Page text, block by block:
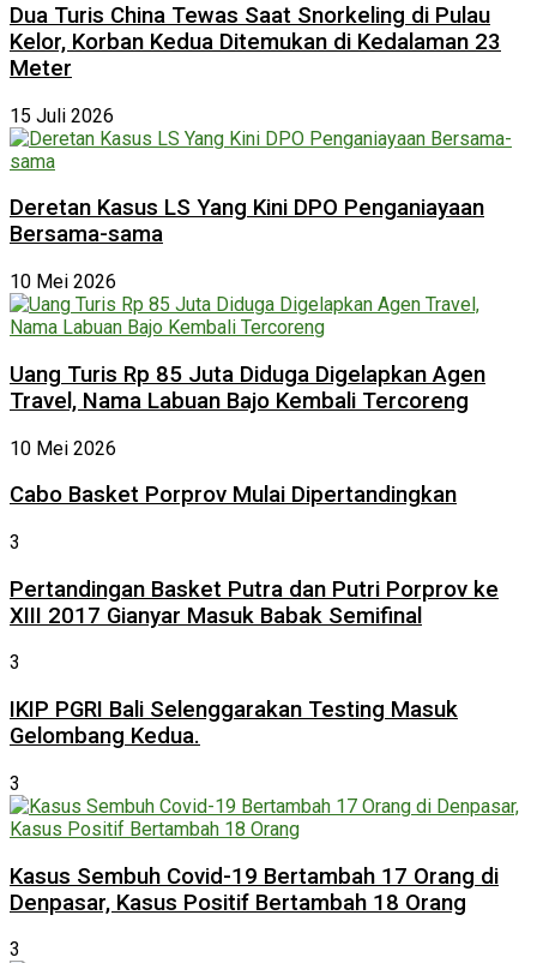
Dua Turis China Tewas Saat Snorkeling di Pulau
Kelor, Korban Kedua Ditemukan di Kedalaman 23
Meter
15 Juli 2026
Deretan Kasus LS Yang Kini DPO Penganiayaan
Bersama-sama
10 Mei 2026
Uang Turis Rp 85 Juta Diduga Digelapkan Agen
Travel, Nama Labuan Bajo Kembali Tercoreng
10 Mei 2026
Cabo Basket Porprov Mulai Dipertandingkan
3
Pertandingan Basket Putra dan Putri Porprov ke
XIII 2017 Gianyar Masuk Babak Semifinal
3
IKIP PGRI Bali Selenggarakan Testing Masuk
Gelombang Kedua.
3
Kasus Sembuh Covid-19 Bertambah 17 Orang di
Denpasar, Kasus Positif Bertambah 18 Orang
3